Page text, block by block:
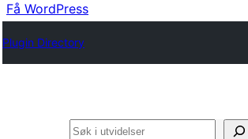
Få WordPress
Plugin Directory
Søk